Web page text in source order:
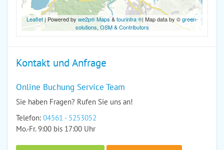
Leaflet| Powered by we2p® Maps&tourinfra ®| Map data by ©green-
solutions, OSM & Contributors
Kontakt und Anfrage
Online Buchung Service Team
Sie haben Fragen? Rufen Sie uns an!
Telefon: 04561 - 5253052
Mo.-Fr. 9:00 bis 17:00 Uhr